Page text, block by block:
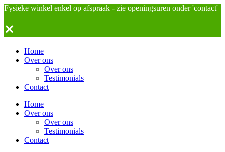
Fysieke winkel enkel op afspraak - zie openingsuren onder 'contact'
✕
Home
Over ons
Over ons
Testimonials
Contact
Home
Over ons
Over ons
Testimonials
Contact